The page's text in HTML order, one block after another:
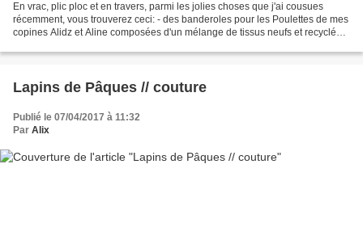
En vrac, plic ploc et en travers, parmi les jolies choses que j'ai cousues
récemment, vous trouverez ceci: - des banderoles pour les Poulettes de mes
copines Alidz et Aline composées d'un mélange de tissus neufs et recyclés -
Lapins de Pâques // couture
Publié le 07/04/2017 à 11:32
Par Alix